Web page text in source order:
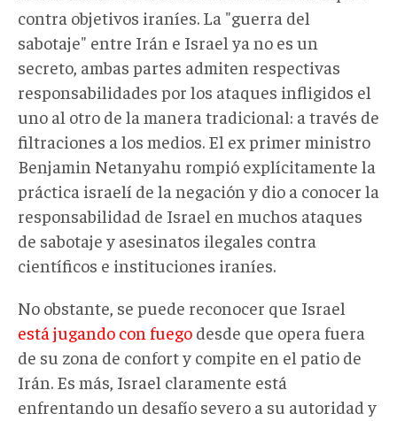
contra objetivos iraníes. La "guerra del
sabotaje" entre Irán e Israel ya no es un
secreto, ambas partes admiten respectivas
responsabilidades por los ataques infligidos el
uno al otro de la manera tradicional: a través de
filtraciones a los medios. El ex primer ministro
Benjamin Netanyahu rompió explícitamente la
práctica israelí de la negación y dio a conocer la
responsabilidad de Israel en muchos ataques
de sabotaje y asesinatos ilegales contra
científicos e instituciones iraníes.
No obstante, se puede reconocer que Israel
está jugando con fuego desde que opera fuera
de su zona de confort y compite en el patio de
Irán. Es más, Israel claramente está
enfrentando un desafío severo a su autoridad y